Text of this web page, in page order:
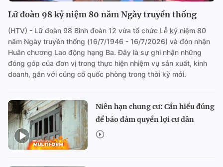
Lữ đoàn 98 kỷ niệm 80 năm Ngày truyền thống
(HTV) - Lữ đoàn 98 Binh đoàn 12 vừa tổ chức Lễ kỷ niệm 80
năm Ngày truyền thống (16/7/1946 - 16/7/2026) và đón nhận
Huân chương Lao động hạng Ba. Đây là sự ghi nhận những
đóng góp của đơn vị trong thực hiện nhiệm vụ sản xuất, kinh
doanh, gắn với củng cố quốc phòng trong thời kỳ mới.
Niên hạn chung cư: Cần hiểu đúng
để bảo đảm quyền lợi cư dân